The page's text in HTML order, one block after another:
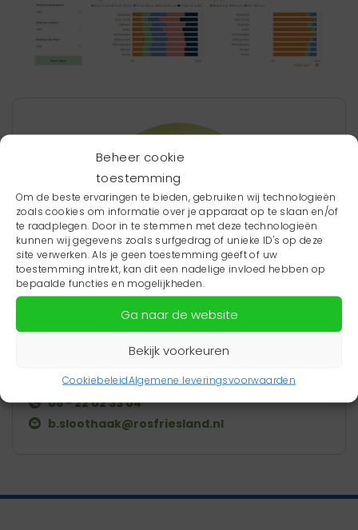
Beheer cookie
toestemming
Om de beste ervaringen te bieden, gebruiken wij technologieën
zoals cookies om informatie over je apparaat op te slaan en/of
te raadplegen. Door in te stemmen met deze technologieën
kunnen wij gegevens zoals surfgedrag of unieke ID's op deze
site verwerken. Als je geen toestemming geeft of uw
toestemming intrekt, kan dit een nadelige invloed hebben op
bepaalde functies en mogelijkheden.
Ga naar de website
Bekijk voorkeuren
CookiebeleidAlgemene leveringsvoorwaarden
Bea Sloothaak
Adviseur
Neem contact op
06 - 22 02 33 04
b.sloothaak@rosfriesland.nl